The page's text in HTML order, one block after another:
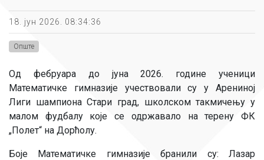
18. јун 2026. 08:34:36
Опште
Од фебруара до јуна 2026. године ученици
Математичке гимназије учествовали су у Арениној
Лиги шампиона Стари град, школском такмичењу у
малом фудбалу које се одржавало на терену ФК
„Полет“ на Дорћолу.
Боје Математичке гимназије бранили су: Лазар